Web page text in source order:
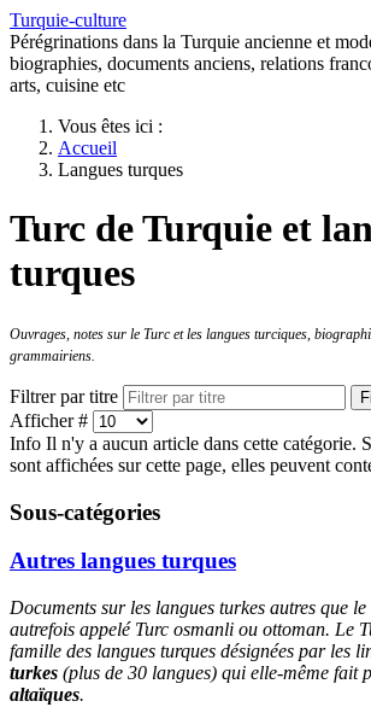
Turquie-culture
Pérégrinations dans la Turquie ancienne et
biographies, documents anciens, relations
arts, cuisine etc
Vous êtes ici :
Accueil
Langues turques
Turc de Turquie et
turques
Ouvrages, notes sur le Turc et les langues turciques,
grammairiens.
Filtrer par titre
Afficher #
Info Il n'y a aucun article dans cette catégorie.
sont affichées sur cette page, elles peuvent
Sous-catégories
Autres langues turques
Documents sur les langues turkes autres que le
autrefois appelé Turc osmanli ou ottoman. Le
famille des langues turques désignées par les
turkes (plus de 30 langues) qui elle-même fait
altaïques.